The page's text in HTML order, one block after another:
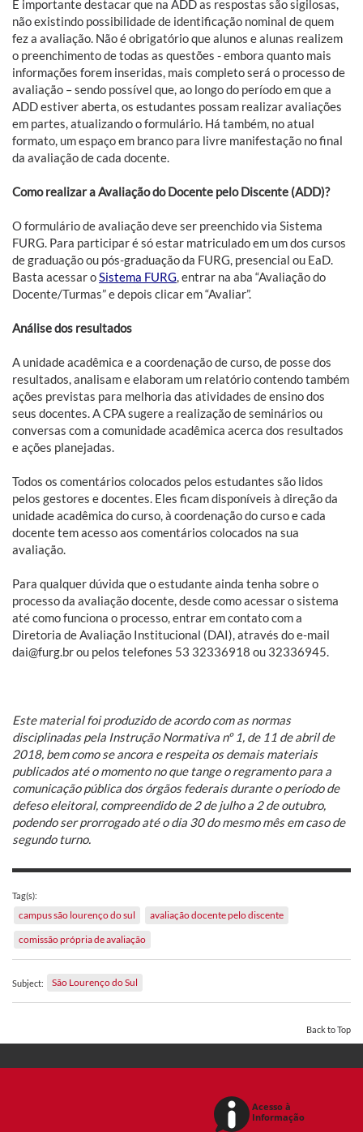
É importante destacar que na ADD as respostas são sigilosas,
não existindo possibilidade de identificação nominal de quem
fez a avaliação. Não é obrigatório que alunos e alunas realizem
o preenchimento de todas as questões - embora quanto mais
informações forem inseridas, mais completo será o processo de
avaliação – sendo possível que, ao longo do período em que a
ADD estiver aberta, os estudantes possam realizar avaliações
em partes, atualizando o formulário. Há também, no atual
formato, um espaço em branco para livre manifestação no final
da avaliação de cada docente.
Como realizar a Avaliação do Docente pelo Discente (ADD)?
O formulário de avaliação deve ser preenchido via Sistema
FURG. Para participar é só estar matriculado em um dos cursos
de graduação ou pós-graduação da FURG, presencial ou EaD.
Basta acessar oSistema FURG, entrar na aba “Avaliação do
Docente/Turmas” e depois clicar em “Avaliar”.
Análise dos resultados
A unidade acadêmica e a coordenação de curso, de posse dos
resultados, analisam e elaboram um relatório contendo também
ações previstas para melhoria das atividades de ensino dos
seus docentes. A CPA sugere a realização de seminários ou
conversas com a comunidade acadêmica acerca dos resultados
e ações planejadas.
Todos os comentários colocados pelos estudantes são lidos
pelos gestores e docentes. Eles ficam disponíveis à direção da
unidade acadêmica do curso, à coordenação do curso e cada
docente tem acesso aos comentários colocados na sua
avaliação.
Para qualquer dúvida que o estudante ainda tenha sobre o
processo da avaliação docente, desde como acessar o sistema
até como funciona o processo, entrar em contato com a
Diretoria de Avaliação Institucional (DAI), através do e-mail
dai@furg.br ou pelos telefones 53 32336918 ou 32336945.
Este material foi produzido de acordo com as normas
disciplinadas pela Instrução Normativa nº 1, de 11 de abril de
2018, bem como se ancora e respeita os demais materiais
publicados até o momento no que tange o regramento para a
comunicação pública dos órgãos federais durante o período de
defeso eleitoral, compreendido de 2 de julho a 2 de outubro,
podendo ser prorrogado até o dia 30 do mesmo mês em caso de
segundo turno.
Tag(s):
campus são lourenço do sul
avaliação docente pelo discente
comissão própria de avaliação
Subject: São Lourenço do Sul
Back to Top